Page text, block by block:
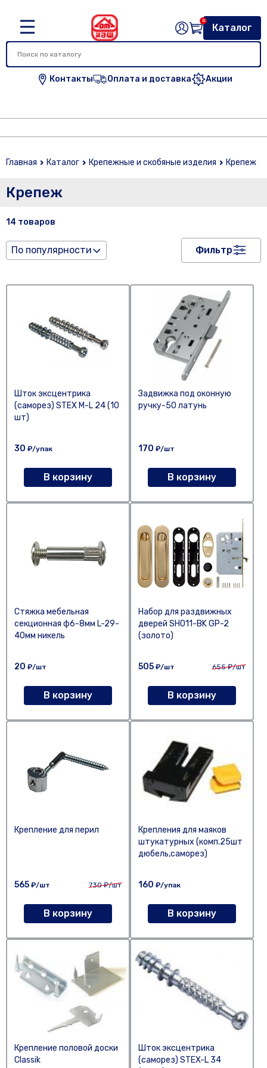
Контакты Оплата и доставка Акции
Каталог
0
Главная Каталог Крепежные и скобяные изделия Крепеж
Крепеж
14 товаров
По популярности Фильтр
Шток эксцентрика
(саморез) STEX M-L 24 (10
шт)
30 ₽/упак
В корзину
Задвижка под оконную
ручку-50 латунь
170 ₽/шт
В корзину
Стяжка мебельная
секционная ф6-8мм L-29-
40мм никель
20 ₽/шт
В корзину
Набор для раздвижных
дверей SH011-BK GP-2
(золото)
505 ₽/шт 655₽/шт
В корзину
Крепление для перил
565 ₽/шт 730₽/шт
В корзину
Крепления для маяков
штукатурных (комп.25шт
дюбель,саморез)
160 ₽/упак
В корзину
Крепление половой доски
Classik
Шток эксцентрика
(саморез) STEX-L 34